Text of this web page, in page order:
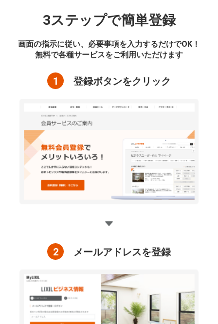
3ステップで簡単登録
画面の指示に従い、必要事項を入力するだけでOK！
無料で各種サービスをご利用いただけます
1 登録ボタンをクリック
2 メールアドレスを登録